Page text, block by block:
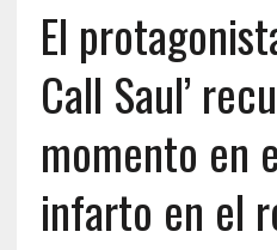
El
Call Saul’
momento en
infarto en el